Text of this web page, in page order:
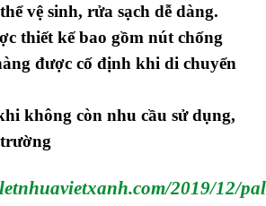
vệ sinh, rửa sạch dễ dàng.
thiết kế bao gồm nút chống
được cố định khi di chuyển
không còn nhu cầu sử dụng,
2019/12/